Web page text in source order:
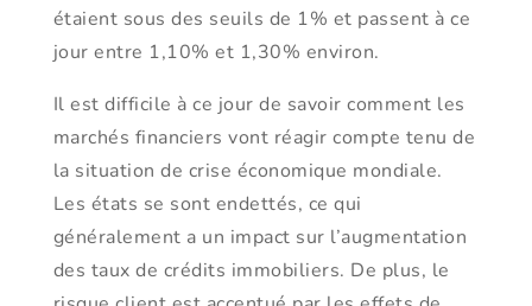
étaient sous des seuils de 1% et passent à ce
jour entre 1,10% et 1,30% environ.
Il est difficile à ce jour de savoir comment les
marchés financiers vont réagir compte tenu de
la situation de crise économique mondiale.
Les états se sont endettés, ce qui
généralement a un impact sur l’augmentation
des taux de crédits immobiliers. De plus, le